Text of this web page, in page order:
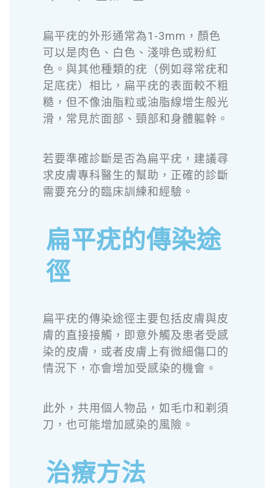
扁平疣的外形通常為1-3mm，顏色
可以是肉色、白色、淺啡色或粉紅
色。與其他種類的疣（例如尋常疣和
足底疣）相比，扁平疣的表面較不粗
糙，但不像油脂粒或油脂線增生般光
滑，常見於面部、頸部和身體軀幹。
若要準確診斷是否為扁平疣，建議尋
求皮膚專科醫生的幫助，正確的診斷
需要充分的臨床訓練和經驗。
扁平疣的傳染途
徑
扁平疣的傳染途徑主要包括皮膚與皮
膚的直接接觸，即意外觸及患者受感
染的皮膚，或者皮膚上有微細傷口的
情況下，亦會增加受感染的機會。
此外，共用個人物品，如毛巾和剃須
刀，也可能增加感染的風險。
治療方法